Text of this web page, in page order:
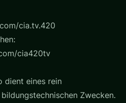
cia.tv.420
cia420tv
dient eines rein
Zwecken.